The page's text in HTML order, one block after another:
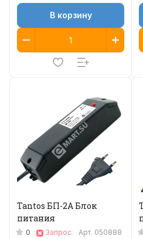
В корзину
Tantos БП-2А Блок
питания
0 Запрос Арт. 050888